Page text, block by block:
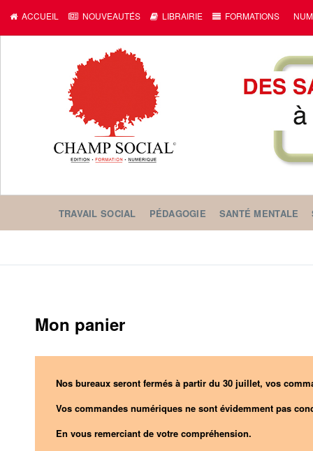
ACCUEIL NOUVEAUTÉS LIBRAIRIE FORMATIONS
TRAVAIL SOCIAL PÉDAGOGIE SANTÉ MENTALE
Mon panier
Nos bureaux seront fermés à partir du 30 juillet, vos
Vos commandes numériques ne sont évidemment pas
En vous remerciant de votre compréhension.